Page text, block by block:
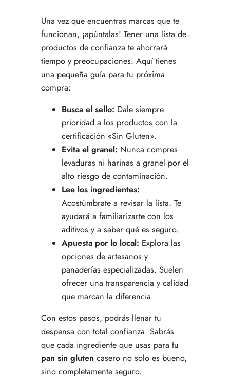
Una vez que encuentras marcas que te
funcionan, ¡apúntalas! Tener una lista de
productos de confianza te ahorrará
tiempo y preocupaciones. Aquí tienes
una pequeña guía para tu próxima
compra:
Busca el sello: Dale siempre
prioridad a los productos con la
certificación «Sin Gluten».
Evita el granel: Nunca compres
levaduras ni harinas a granel por el
alto riesgo de contaminación.
Lee los ingredientes:
Acostúmbrate a revisar la lista. Te
ayudará a familiarizarte con los
aditivos y a saber qué es seguro.
Apuesta por lo local: Explora las
opciones de artesanos y
panaderías especializadas. Suelen
ofrecer una transparencia y calidad
que marcan la diferencia.
Con estos pasos, podrás llenar tu
despensa con total confianza. Sabrás
que cada ingrediente que usas para tu
pan sin gluten casero no solo es bueno,
sino completamente seguro.